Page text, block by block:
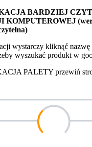
BARDZIEJ
KOMPUTEROWEJ
wystarczy kliknąć
wyszukać produkt w
PALETY przewiń